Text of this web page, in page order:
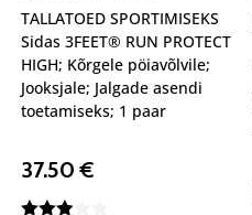
TALLATOED SPORTIMISEKS
Sidas 3FEET® RUN PROTECT
HIGH; Kõrgele pöiavõlvile;
Jooksjale; Jalgade asendi
toetamiseks; 1 paar
37.50€